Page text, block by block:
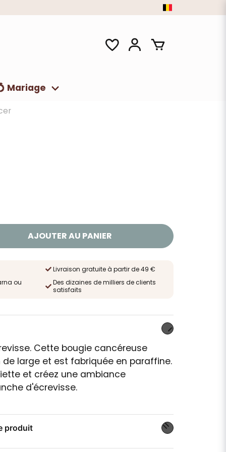
Mariage
AJOUTER AU PANIER
Livraison gratuite à partir de 49 €
ou
Des dizaines de milliers de clients
satisfaits
Cette bougie cancéreuse
de large et est fabriquée en paraffine.
et créez une ambiance
d'écrevisse.
produit